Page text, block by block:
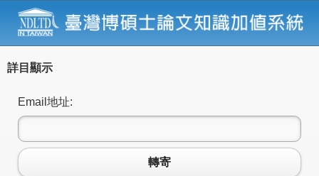
詳目顯示
Email地址:
轉寄